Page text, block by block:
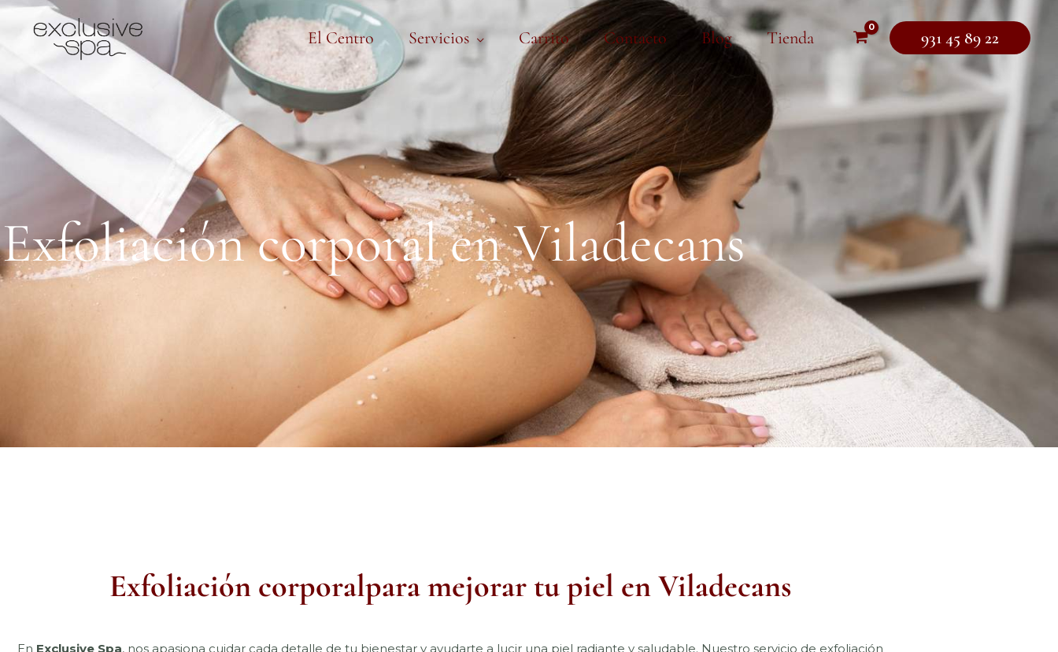
El Centro Servicios Carrito Contacto Blog Tienda 931 45 89 22
Exfoliación corporal en Viladecans
Exfoliación corporalpara mejorar tu piel en Viladecans
En Exclusive Spa, nos apasiona cuidar cada detalle de tu bienestar y ayudarte a lucir una piel radiante y saludable. Nuestro servicio de exfoliación